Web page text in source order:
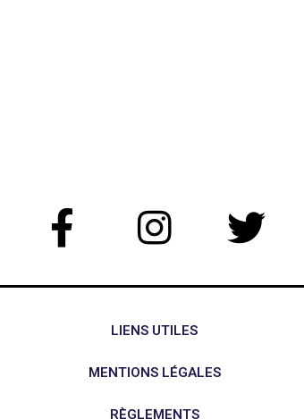
LIENS UTILES
MENTIONS LÉGALES
RÈGLEMENTS